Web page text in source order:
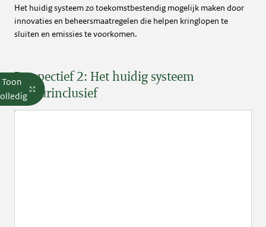
Het huidig systeem zo toekomstbestendig mogelijk maken door
innovaties en beheersmaatregelen die helpen kringlopen te
sluiten en emissies te voorkomen.
Perspectief 2: Het huidig systeem
natuurinclusief
Toon